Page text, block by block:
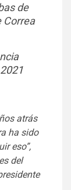
de
Correa
atrás
ha sido
eso”,
del